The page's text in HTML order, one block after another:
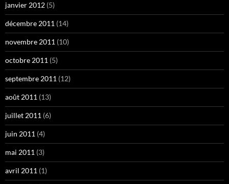
janvier 2012 (5)
décembre 2011 (14)
novembre 2011 (10)
octobre 2011 (5)
septembre 2011 (12)
août 2011 (13)
juillet 2011 (6)
juin 2011 (4)
mai 2011 (3)
avril 2011 (1)